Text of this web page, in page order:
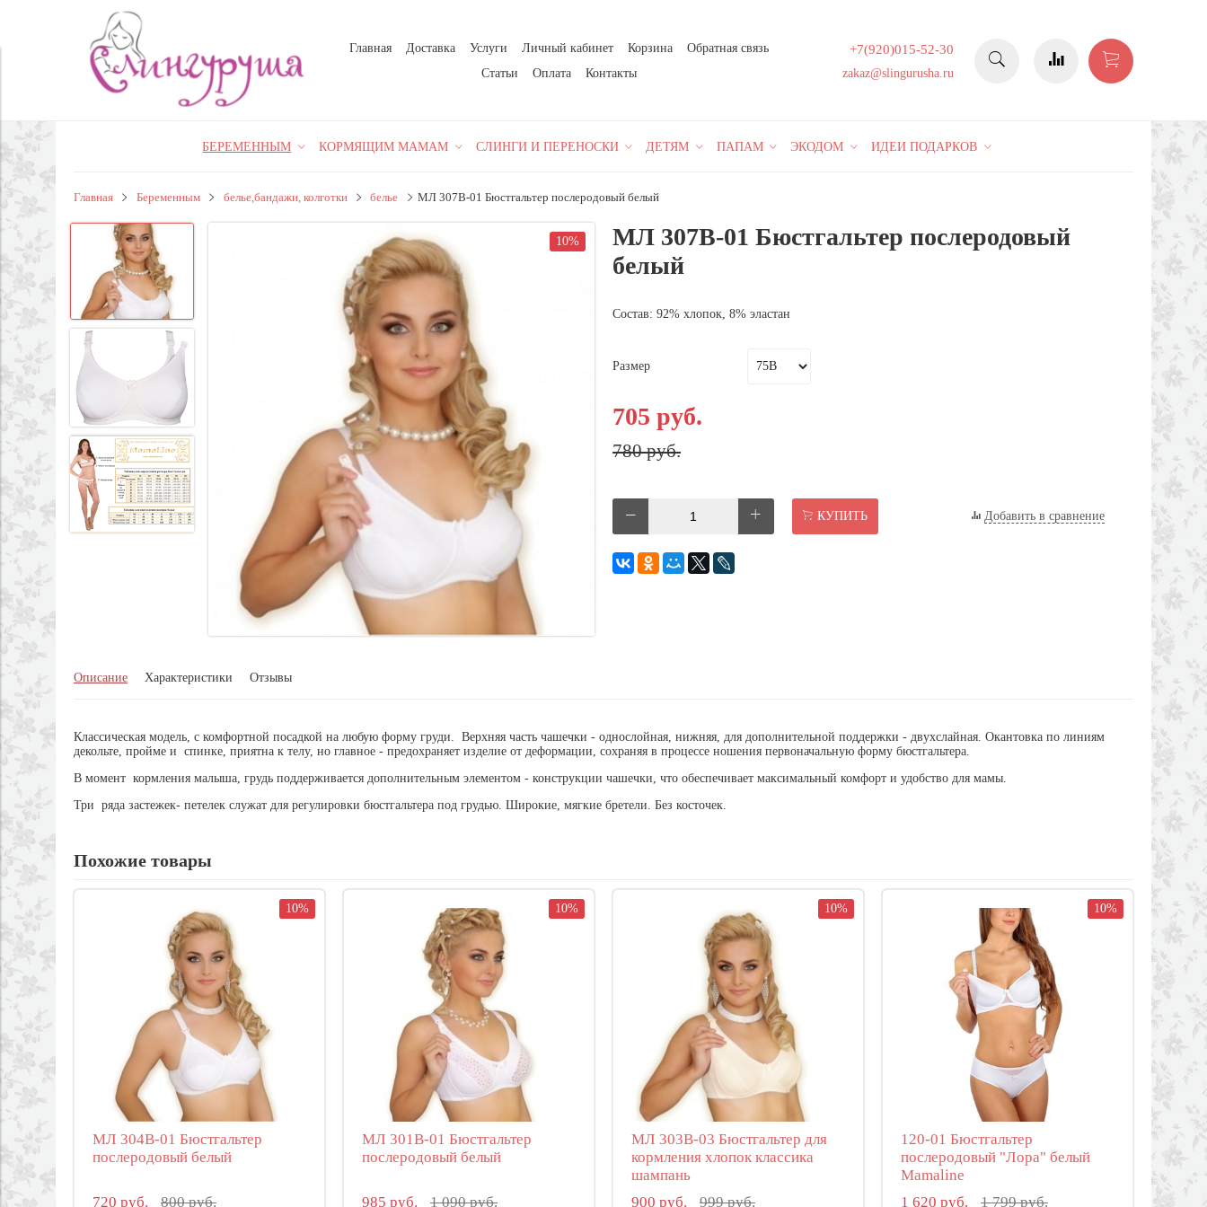
Главная Доставка Услуги Личный кабинет Корзина
Обратная связь
Статьи
Оплата Контакты
+7(920)015-52-30
zakaz@slingurusha.ru
БЕРЕМЕННЫМ КОРМЯЩИМ МАМАМ СЛИНГИ И ПЕРЕНОСКИ ДЕТЯМ ПАПАМ ЭКОДОМ ИДЕИ ПОДАРКОВ
Главная Беременным белье,бандажи, колготки белье МЛ 307В-01 Бюстгальтер послеродовый белый
10% 10%
МЛ 307В-01 Бюстгальтер послеродовый
белый
Cостав: 92% хлопок, 8% эластан
Размер
705 руб.
780 руб.
КУПИТЬ Добавить в сравнение
Описание Характеристики Отзывы
Классическая модель, с комфортной посадкой на любую форму груди. Верхняя часть чашечки - однослойная, нижняя, для дополнительной поддержки - двухслайная. Окантовка по линиям
декольте, пройме и спинке, приятна к телу, но главное - предохраняет изделие от деформации, сохраняя в процессе ношения первоначальную форму бюстгальтера.
В момент кормления малыша, грудь поддерживается дополнительным элементом - конструкции чашечки, что обеспечивает максимальный комфорт и удобство для мамы.
Три ряда застежек- петелек служат для регулировки бюстгальтера под грудью. Широкие, мягкие бретели. Без косточек.
Похожие товары
10%
МЛ 304В-01 Бюстгальтер
послеродовый белый
720 руб. 800 руб.
10%
МЛ 301В-01 Бюстгальтер
послеродовый белый
985 руб. 1 090 руб.
10%
МЛ 303В-03 Бюстгальтер для
кормления хлопок классика
шампань
900 руб.
999 руб.
10%
120-01 Бюстгальтер
послеродовый "Лора" белый
Mamaline
1 620 руб.
1 799 руб.